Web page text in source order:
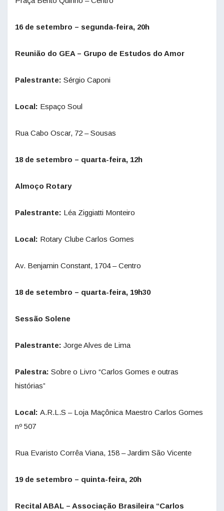
16 de setembro – segunda-feira, 20h
Reunião do GEA – Grupo de Estudos do Amor
Palestrante: Sérgio Caponi
Local: Espaço Soul
Rua Cabo Oscar, 72 – Sousas
18 de setembro – quarta-feira, 12h
Almoço Rotary
Palestrante: Léa Ziggiatti Monteiro
Local: Rotary Clube Carlos Gomes
Av. Benjamin Constant, 1704 – Centro
18 de setembro – quarta-feira, 19h30
Sessão Solene
Palestrante: Jorge Alves de Lima
Palestra: Sobre o Livro “Carlos Gomes e outras
histórias”
Local: A.R.L.S – Loja Maçônica Maestro Carlos Gomes
nº 507
Rua Evaristo Corrêa Viana, 158 – Jardim São Vicente
19 de setembro – quinta-feira, 20h
Recital ABAL – Associação Brasileira “Carlos